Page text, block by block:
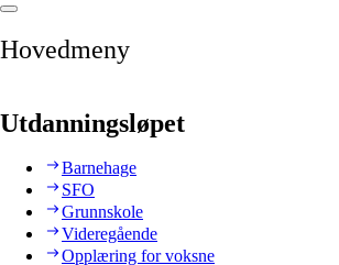
Hovedmeny
Utdanningsløpet
Barnehage
SFO
Grunnskole
Videregående
Opplæring for voksne